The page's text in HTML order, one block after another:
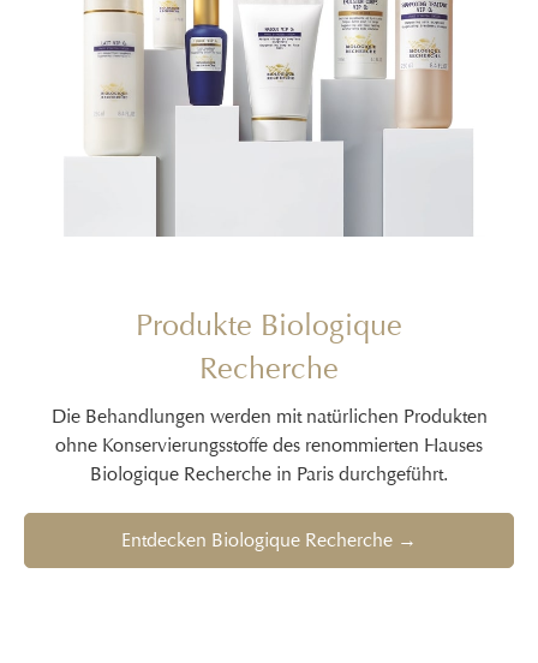
Produkte Biologique
Recherche
Die Behandlungen werden mit natürlichen Produkten
ohne Konservierungsstoffe des renommierten Hauses
Biologique Recherche in Paris durchgeführt.
Entdecken Biologique Recherche →